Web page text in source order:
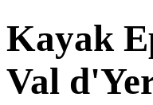
Kayak
Val